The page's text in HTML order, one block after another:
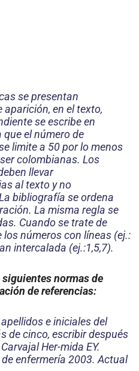
se presentan
aparición, en el texto,
se escribe en
el número de
limite a 50 por lo menos
colombianas. Los
llevar
al texto y no
bibliografía se ordena
La misma regla se
Cuando se trate de
números con líneas (ej.:
intercalada (ej.:1,5,7).
normas de
de referencias:
e iniciales del
de cinco, escribir después
Her-mida EY.
enfermería 2003. Actual